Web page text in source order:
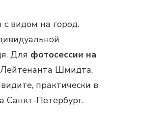
видом на город.
Для фотосессии на
Шмидта,
практически в
Санкт-Петербург.